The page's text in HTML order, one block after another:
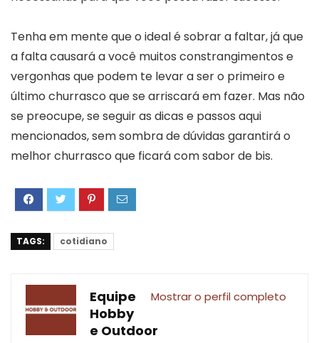
Tenha em mente que o ideal é sobrar a faltar, já que
a falta causará a você muitos constrangimentos e
vergonhas que podem te levar a ser o primeiro e
último churrasco que se arriscará em fazer. Mas não
se preocupe, se seguir as dicas e passos aqui
mencionados, sem sombra de dúvidas garantirá o
melhor churrasco que ficará com sabor de bis.
TAGS: cotidiano
Mostrar o perfil completo
Equipe
Hobby
e Outdoor